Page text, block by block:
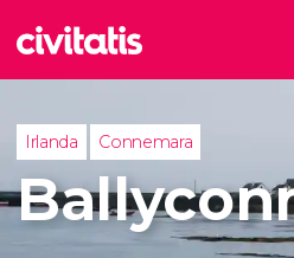
Irlanda Connemara